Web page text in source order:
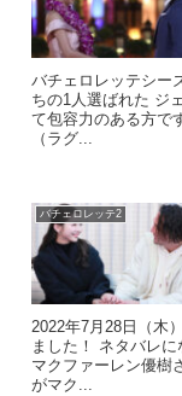
出典元：Twitter
バチェロレッテシー
ちの1人選ばれた ジ
て包容力のある方で
（ラグ...
バチェロレッテ2
2022年7月28日（木
ました！ ネタバレ
マクファーレン優樹
がマク...